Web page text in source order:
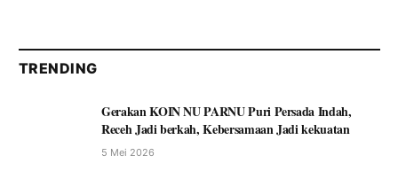
TRENDING
Gerakan KOIN NU PARNU Puri Persada Indah,
Receh Jadi berkah, Kebersamaan Jadi kekuatan
5 Mei 2026